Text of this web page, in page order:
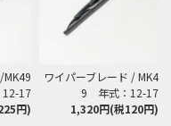
MK49
12-17
円)
ワイパーブレード / MK4
9 年式：12-17
1,320円(税120円)